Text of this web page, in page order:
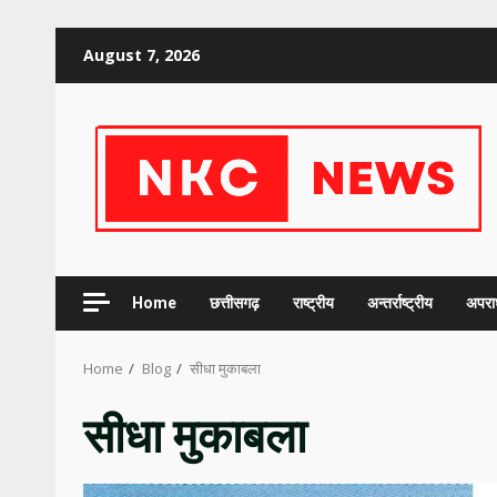
August 7, 2026
Home छत्तीसगढ़ राष्ट्रीय अन्तर्राष्ट्रीय
Home Blog सीधा मुकाबला
सीधा मुकाबला